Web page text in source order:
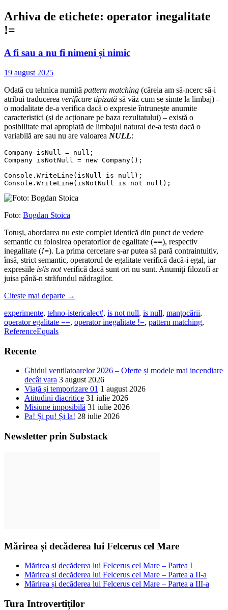
Arhiva de etichete: operator inegalitate
!=
A fi sau a nu fi nimeni și nimic
19 august 2025
Odată cu tehnica numită pattern matching (căreia am să-ncerc să-i
atribui traducerea verificare tipizată să văz cum se simte la limbaj) –
o modalitate de-a verifica dacă o expresie întrunește anumite
caracteristici (și de acționare pe baza rezultatului) – există o
posibilitate mai apropiată de limbajul natural de-a testa dacă o
variabilă are sau nu are valoarea NULL:
Company isNull = null;
Company isNotNull = new Company();
Console.WriteLine(isNull is null);
Console.WriteLine(isNotNull is not null);
Foto: Bogdan Stoica
Totuși, abordarea nu este complet identică din punct de vedere
semantic cu folosirea operatorilor de egalitate (==), respectiv
inegalitate (!=). La prima cercetare s-ar putea să pară contraintuitiv,
însă, strict semantic, operatorul de egalitate verifică dacă-i egal, iar
expresiile is/is notverifică dacă sunt ori nu sunt. Anumiți filozofi ar
juisa până-n străfundul nădragilor.
Citește mai departe →
experimente, tehno-istericalec#, is not null, is null, manțocării,
operator egalitate ==, operator inegalitate !=, pattern matching,
ReferenceEquals
Recente
Ghidul ventilatoarelor 2026 – Oferte și modele mai incendiare
decât vara 3 august 2026
Viață și temporizare 01 1 august 2026
Atitudini diacritice 31 iulie 2026
Misiune imposibilă 31 iulie 2026
Pa! Și pu! Și la! 28 iulie 2026
Newsletter prin Substack
Mărirea și decăderea lui Felcerus cel Mare
Mărirea și decăderea lui Felcerus cel Mare – Partea I
Mărirea și decăderea lui Felcerus cel Mare – Partea a II-a
Mărirea și decăderea lui Felcerus cel Mare – Partea a III-a
Tura Introvertiților